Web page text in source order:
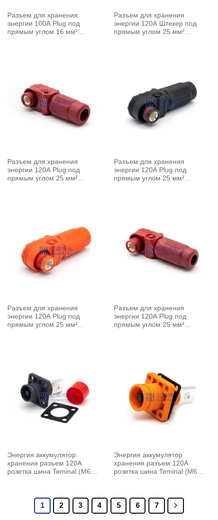
Разъем для хранения
энергии 100A Plug под
прямым углом 16 мм²
Разъем для хранения
энергии 120A Штекер под
прямым углом 25 мм²
Разъем для хранения
энергии 120A Plug под
прямым углом 25 мм²
Разъем для хранения
энергии 120A Plug под
прямым углом 25 мм²
Разъем для хранения
энергии 120A Plug под
прямым углом 25 мм²
Разъем для хранения
энергии 120A Plug под
прямым углом 25 мм²
Энергия аккумулятор
хранения разъем 120A
розетка шина Teminal (M6
Энергия аккумулятор
хранения разъем 120A
розетка шина Teminal (M6
1 2 3 4 5 6 7